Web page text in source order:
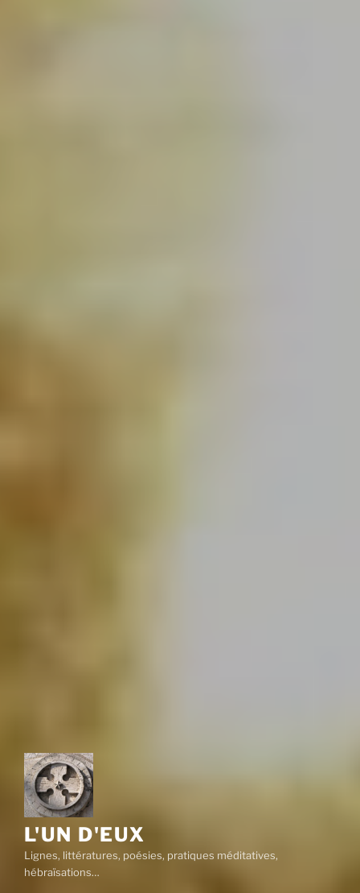
L'UN D'EUX
Lignes, littératures, poésies, pratiques méditatives,
hébraïsations…